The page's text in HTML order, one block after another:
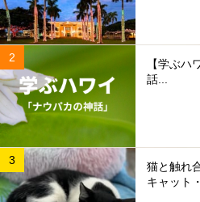
【学ぶハ
話...
猫と触れ
キャット